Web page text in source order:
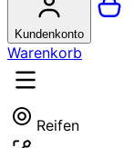
Kundenkonto
Warenkorb
Reifen